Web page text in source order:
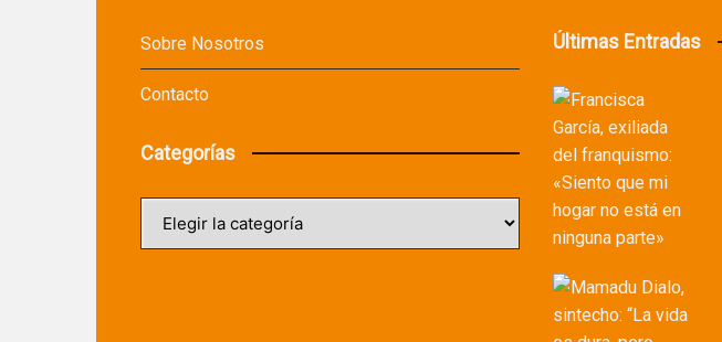
Sobre Nosotros
Contacto
Categorías
Últimas Entradas